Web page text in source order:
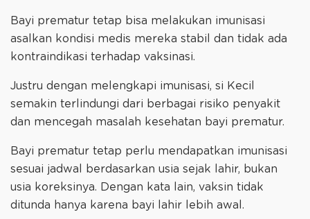
Bayi prematur tetap bisa melakukan imunisasi
asalkan kondisi medis mereka stabil dan tidak ada
kontraindikasi terhadap vaksinasi.
Justru dengan melengkapi imunisasi, si Kecil
semakin terlindungi dari berbagai risiko penyakit
dan mencegah masalah kesehatan bayi prematur.
Bayi prematur tetap perlu mendapatkan imunisasi
sesuai jadwal berdasarkan usia sejak lahir, bukan
usia koreksinya. Dengan kata lain, vaksin tidak
ditunda hanya karena bayi lahir lebih awal.